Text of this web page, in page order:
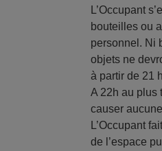
L’Occupant
bouteilles ou
personnel. Ni
objets ne
à partir de 21
A 22h au plus
causer
L’Occupant
de l’espace